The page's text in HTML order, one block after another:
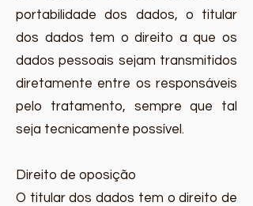
portabilidade dos dados, o titular
dos dados tem o direito a que os
dados pessoais sejam transmitidos
diretamente entre os responsáveis
pelo tratamento, sempre que tal
seja tecnicamente possível.
Direito de oposição
O titular dos dados tem o direito de